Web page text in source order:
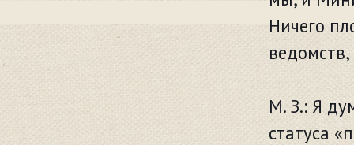
Ничего
М. З.: Я
статуса